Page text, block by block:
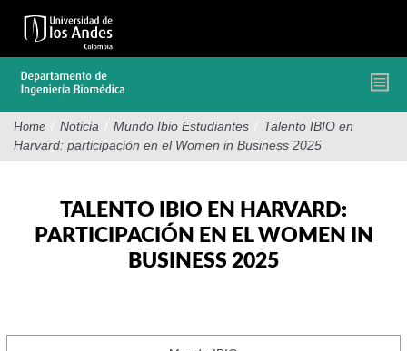
contenido
Home / Noticia / Mundo Ibio Estudiantes / Talento IBIO en
Harvard: participación en el Women in Business 2025
TALENTO IBIO EN HARVARD:
PARTICIPACIÓN EN EL WOMEN IN
BUSINESS 2025